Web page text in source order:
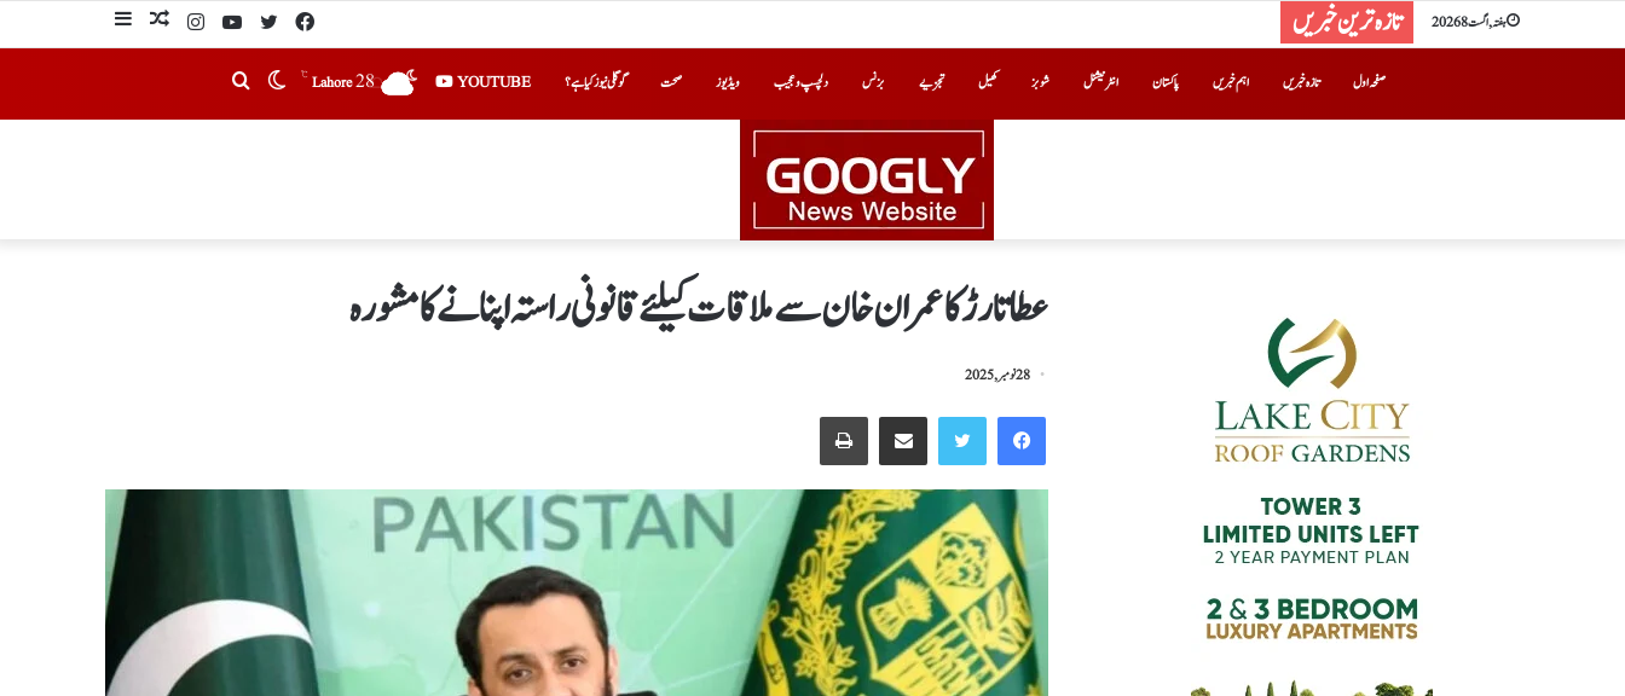
ہفتہ, اگست 8 2026 تازہ ترین خبریں
صفحہ اول تازہ خبریں اہم خبریں پاکستان انٹرنیشنل شوبز کھیل تجزیے بزنس دلچسپ و عجیب ویڈیوز صحت گوگلی نیوز کیا ہے؟ YOUTUBE
Lahore28
℃
عطا تارڑ کاعمران خان سے ملاقات کیلئےقانونی راستہ اپنانےکامشورہ
28 نومبر, 2025